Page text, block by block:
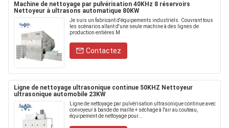
Machine de nettoyage par pulvérisation 40KHz 8 réservoirs
Nettoyeur à ultrasons automatique 80KW
Je suis un fabricant d'équipements industriels. Couvrant tous
les scénarios allant d'une seule machine à des lignes de
production entières M
Contactez
Ligne de nettoyage ultrasonique continue 50KHZ Nettoyeur
ultrasonique automobile 23KW
Ligne de nettoyage par pulvérisation ultrasonique continue avec
convoyeur à bande de maille + séchage à l'air au couteau,
équipement de nettoyage pour...